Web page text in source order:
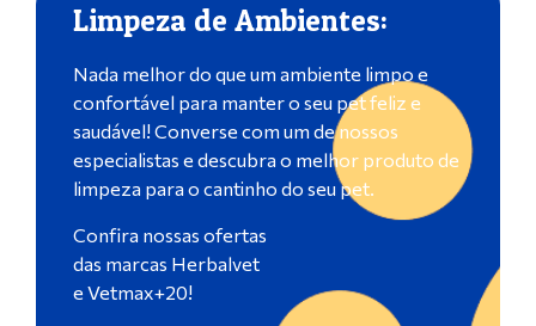
Limpeza de Ambientes:
Nada melhor do que um ambiente limpo e
confortável para manter o seu pet feliz e
saudável! Converse com um de nossos
especialistas e descubra o melhor produto de
limpeza para o cantinho do seu pet.
Confira nossas ofertas
das marcas Herbalvet
e Vetmax+20!